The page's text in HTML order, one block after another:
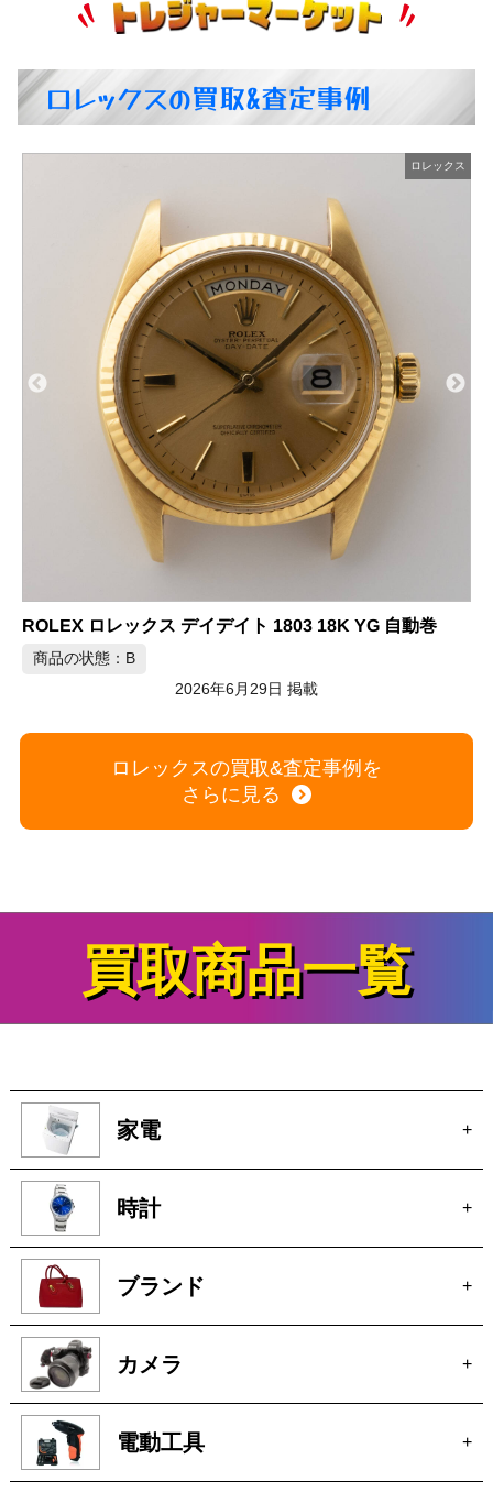
ロレックスの買取&査定事例
ロレックス
ロレックスの買取&査定事例を
さらに見る
買取商品一覧
家電 +
時計 +
ブランド +